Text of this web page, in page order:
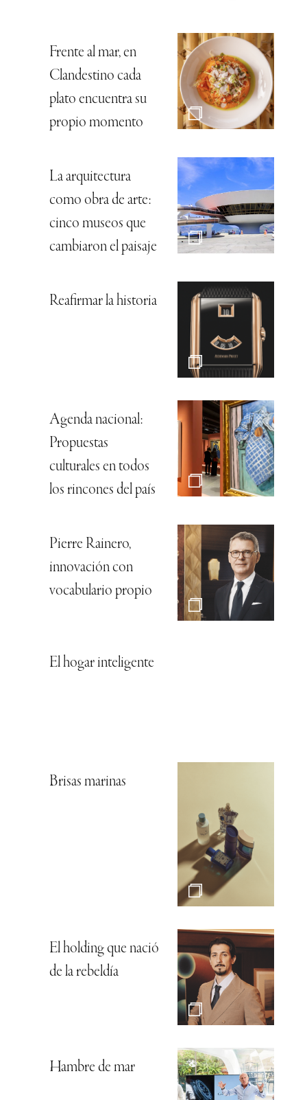
Frente al mar, en
Clandestino cada
plato encuentra su
propio momento
La arquitectura
como obra de arte:
cinco museos que
cambiaron el paisaje
Reafirmar la historia
Agenda nacional:
Propuestas
culturales en todos
los rincones del país
Pierre Rainero,
innovación con
vocabulario propio
El hogar inteligente
Brisas marinas
El holding que nació
de la rebeldía
Hambre de mar